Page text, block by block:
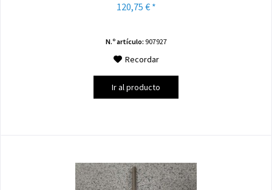
120,75 € *
N.º artículo: 907927
Recordar
Ir al producto